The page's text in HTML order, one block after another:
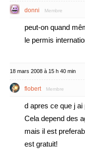
donni Membre
peut-on quand
le permis
18 mars 2008 à 15 h 40 min
flobert Membre
d apres ce que j ai
Cela depend des
mais il est
est gratuit!